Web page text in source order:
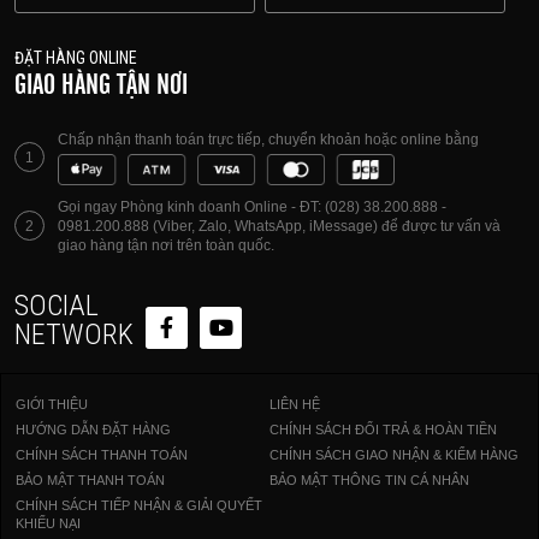
ĐẶT HÀNG ONLINE
GIAO HÀNG TẬN NƠI
1
Chấp nhận thanh toán trực tiếp, chuyển khoản hoặc online bằng
2
Gọi ngay Phòng kinh doanh Online - ĐT: (028) 38.200.888 -
0981.200.888 (Viber, Zalo, WhatsApp, iMessage) để được tư vấn và
giao hàng tận nơi trên toàn quốc.
SOCIAL
NETWORK
GIỚI THIỆU
LIÊN HỆ
HƯỚNG DẪN ĐẶT HÀNG
CHÍNH SÁCH ĐỔI TRẢ & HOÀN TIỀN
CHÍNH SÁCH THANH TOÁN
CHÍNH SÁCH GIAO NHẬN & KIỂM HÀNG
BẢO MẬT THANH TOÁN
BẢO MẬT THÔNG TIN CÁ NHÂN
CHÍNH SÁCH TIẾP NHẬN & GIẢI QUYẾT
KHIẾU NẠI